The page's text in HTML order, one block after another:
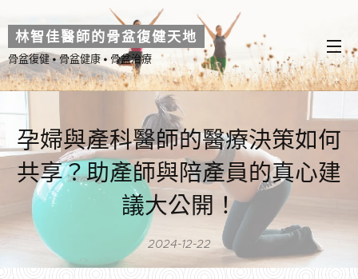
林智佳醫師的骨盆復健天地
骨盆復健 • 骨盆健康 • 骨盆治療
孕婦與產科醫師的醫療決策如何
共享？助產師與陪產員的真心建
議大公開！
2024-12-22